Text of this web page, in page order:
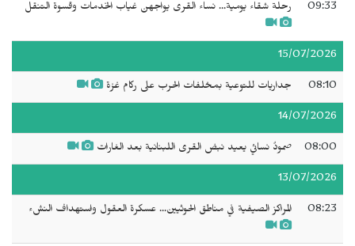
09:33 رحلة شقاء يومية... نساء القرى يواجهن غياب الخدمات وقسوة التنقل
15/07/2026
08:10 جداريات للتوعية بمخلفات الحرب على ركام غزة
14/07/2026
08:00 صمودٌ نسائي يعيد نبض القرى اللبنانية بعد الغارات
13/07/2026
08:23 المراكز الصيفية في مناطق الحوثيين... عسكرة العقول واستهداف النشء